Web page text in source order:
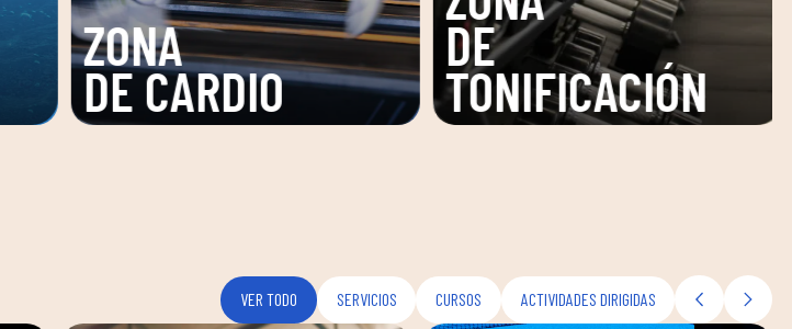
DE
TONIFICACIÓN
SALA
FITNESS
VER TODO SERVICIOS CURSOS ACTIVIDADES DIRIGIDAS